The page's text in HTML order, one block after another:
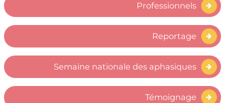
Professionnels
Reportage
Semaine nationale des aphasiques
Témoignage